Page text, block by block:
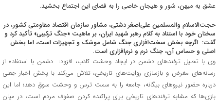
عشق به میهن، شور و هیجان خاصی را به فضای این اجتماع بخشید.
حجت‌الاسلام والمسلمین علی‌اصغر دشتی، مشاور سازمان اقتصاد مقاومتی کشور، در
سخنان خود با استناد به کلام رهبر شهید ایران، بر ماهیت «جنگ ترکیبی» تأکید کرد و
گفت: اگرچه بخش سخت‌افزاری جنگ شامل موشک و تجهیزات است، اما بخش
اصلی و حساس آن، جنگ نرم و نرم‌افزاری است.
وی با تحلیل ترفندهای دشمن در ایجاد وحشت کاذب، افزود: دشمن با استفاده از
رسانه‌های مغرض و بازسازی روایت‌های تاریخی، تلاش می‌کند با پخش اخبار جعلی
درباره حضور نیروهای بیگانه، جامعه را به سمت ترس و وحشت سوق دهد؛ اما این
بازی‌ها که مشابه ترفندهای تاریخی برای پراکنده کردن صفوف مردم است، در میان